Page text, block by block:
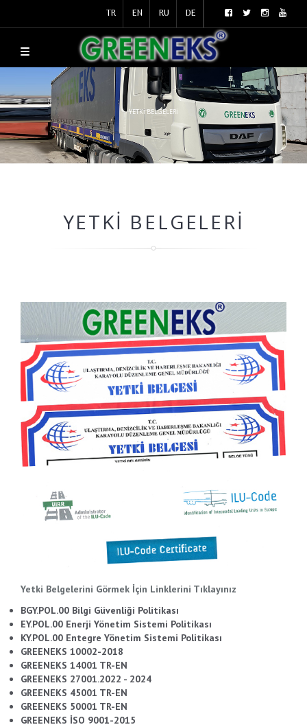
TR EN RU DE
YETKI BELGELERI
YETKI BELGELERI
Yetki Belgelerini Görmek İçin Linklerini Tıklayınız
BGY.POL.00 Bilgi Güvenliği Politikası
EY.POL.00 Enerji Yönetim Sistemi Politikası
KY.POL.00 Entegre Yönetim Sistemi Politikası
GREENEKS 10002-2018
GREENEKS 14001 TR-EN
GREENEKS 27001.2022 - 2024
GREENEKS 45001 TR-EN
GREENEKS 50001 TR-EN
GREENEKS İSO 9001-2015